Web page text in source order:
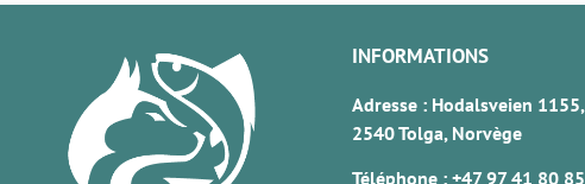
INFORMATIONS
Adresse : Hodalsveien 1155,
2540 Tolga, Norvège
Téléphone : +47 97 41 80 85